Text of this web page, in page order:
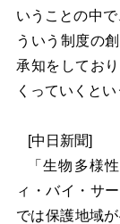
いうことの中
ういう制度の
承知をしてお
くっていくと
[中日新聞]
「生物多様
ィ・バイ・サ
では保護地域